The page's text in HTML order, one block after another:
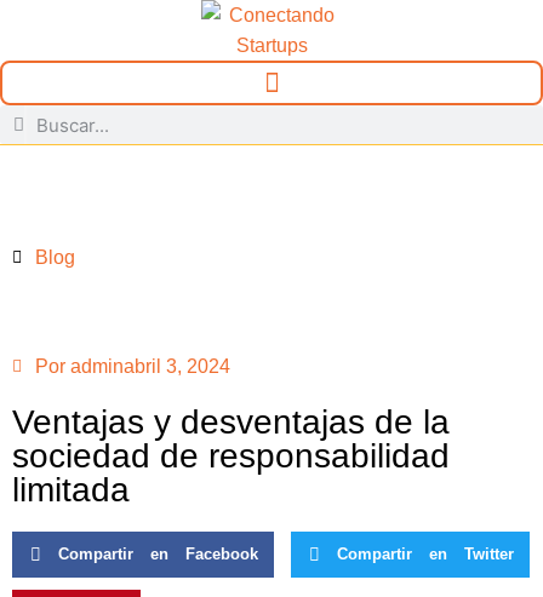
Blog
Por adminabril 3, 2024
Ventajas y desventajas de la
sociedad de responsabilidad
limitada
Compartir en Facebook Compartir en Twitter